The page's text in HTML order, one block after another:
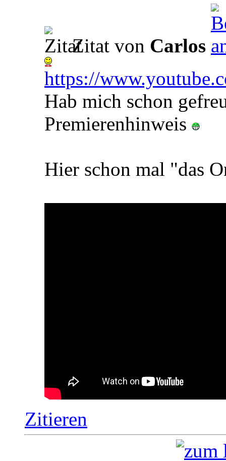
Zitat von Carlos
https://
Hab mich schon
Premierenhinweis
Hier schon mal "das
Zitieren